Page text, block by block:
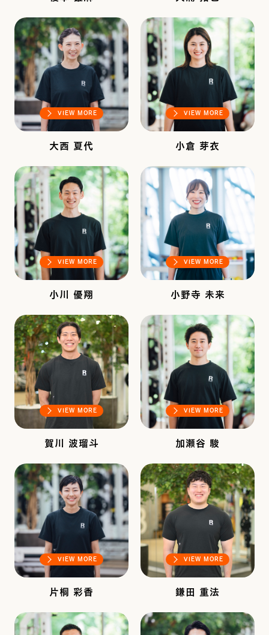
VIEW MORE
大西 夏代
VIEW MORE
小倉 芽衣
VIEW MORE
小川 優翔
VIEW MORE
小野寺 未来
VIEW MORE
賀川 波瑠斗
VIEW MORE
加瀬谷 駿
VIEW MORE
片桐 彩香
VIEW MORE
鎌田 重法